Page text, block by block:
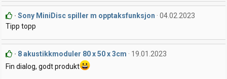
Sony MiniDisc spiller m opptaksfunksjon
04.02.2023
Tipp topp
8 akustikkmoduler 80 x 50 x 3cm
19.01.2023
Fin dialog, godt produkt